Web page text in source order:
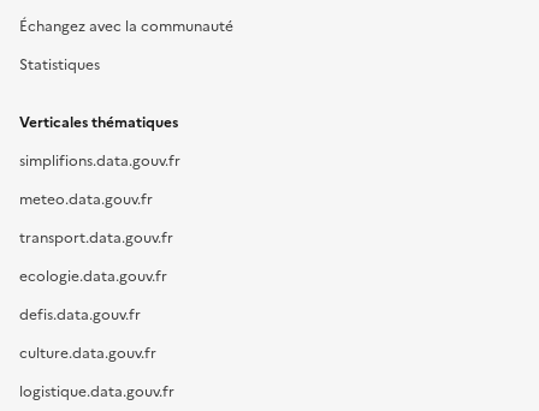
Échangez avec la communauté
Statistiques
Verticales thématiques
simplifions.data.gouv.fr
meteo.data.gouv.fr
transport.data.gouv.fr
ecologie.data.gouv.fr
defis.data.gouv.fr
culture.data.gouv.fr
logistique.data.gouv.fr